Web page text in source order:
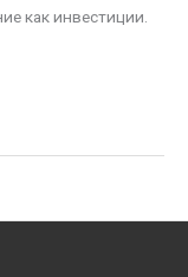
как инвестиции.